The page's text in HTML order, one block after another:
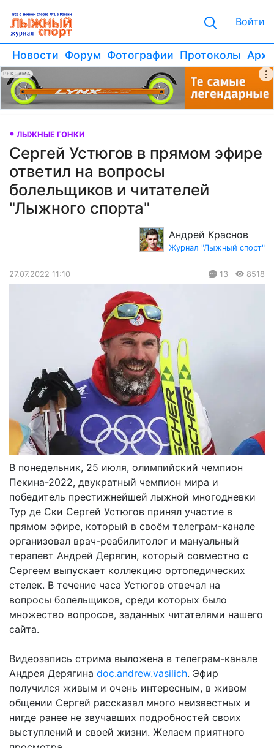
Войти
Новости Форум Фотографии Протоколы
РЕКЛАМА
ЛЫЖНЫЕ ГОНКИ
Сергей Устюгов в прямом эфире
ответил на вопросы
болельщиков и читателей
"Лыжного спорта"
Андрей Краснов
Журнал "Лыжный спорт"
27.07.2022 11:10 13 8518
В понедельник, 25 июля, олимпийский чемпион
Пекина-2022, двукратный чемпион мира и
победитель престижнейшей лыжной многодневки
Тур де Ски Сергей Устюгов принял участие в
прямом эфире, который в своём телеграм-канале
организовал врач-реабилитолог и мануальный
терапевт Андрей Дерягин, который совместно с
Сергеем выпускает коллекцию ортопедических
стелек. В течение часа Устюгов отвечал на
вопросы болельщиков, среди которых было
множество вопросов, заданных читателями нашего
сайта.
Видеозапись стрима выложена в телеграм-канале
Андрея Дерягина doc.andrew.vasilich. Эфир
получился живым и очень интересным, в живом
общении Сергей рассказал много неизвестных и
нигде ранее не звучавших подробностей своих
выступлений и своей жизни. Желаем приятного